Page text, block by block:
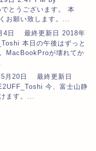
とうございます。 本
お願い致します。...
4日 最終更新日 2018年
本日の午後はずっと
MacBookProが壊れてか
5月20日 最終更新日
今、富士山静
ます。...